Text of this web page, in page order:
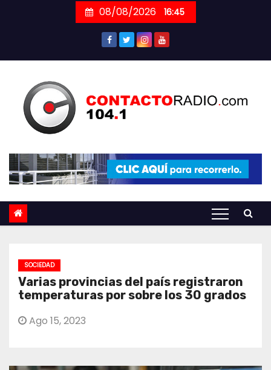
08/08/2026 16:45
SOCIEDAD
Varias provincias del país registraron
temperaturas por sobre los 30 grados
Ago 15, 2023